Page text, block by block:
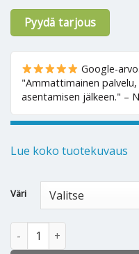
Google-
"Ammattimainen
asentamisen jälkeen." –
Pyydä tarjous
Lue koko tuotekuvaus
Väri
Ilmalämpöpumppu
Alternative: